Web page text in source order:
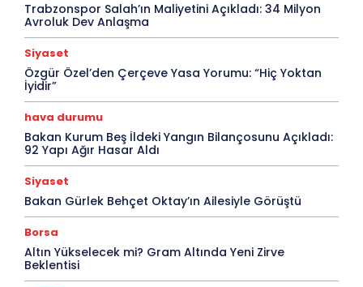
Trabzonspor Salah’ın Maliyetini Açıkladı: 34 Milyon
Avroluk Dev Anlaşma
Siyaset
Özgür Özel’den Çerçeve Yasa Yorumu: “Hiç Yoktan
İyidir”
hava durumu
Bakan Kurum Beş İldeki Yangın Bilançosunu Açıkladı:
92 Yapı Ağır Hasar Aldı
Siyaset
Bakan Gürlek Behçet Oktay’ın Ailesiyle Görüştü
Borsa
Altın Yükselecek mi? Gram Altında Yeni Zirve
Beklentisi